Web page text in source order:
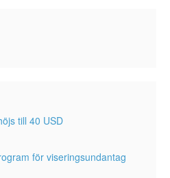
till 40 USD
för viseringsundantag